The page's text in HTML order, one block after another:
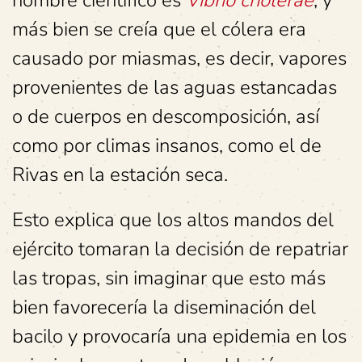
más bien se creía que el cólera era
causado por miasmas, es decir, vapores
provenientes de las aguas estancadas
o de cuerpos en descomposición, así
como por climas insanos, como el de
Rivas en la estación seca.
Esto explica que los altos mandos del
ejército tomaran la decisión de repatriar
las tropas, sin imaginar que esto más
bien favorecería la diseminación del
bacilo y provocaría una epidemia en los